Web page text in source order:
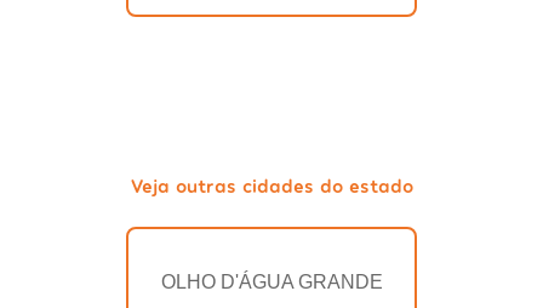
Veja outras cidades do estado
OLHO D'ÁGUA GRANDE